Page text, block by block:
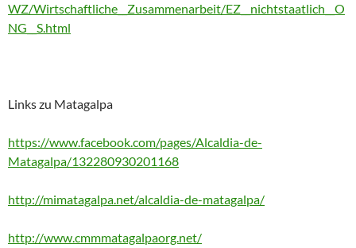
WZ/Wirtschaftliche__Zusammenarbeit/EZ__nichtstaatlich__O
NG__S.html
Links zu Matagalpa
https://www.facebook.com/pages/Alcaldia-de-
Matagalpa/132280930201168
http://mimatagalpa.net/alcaldia-de-matagalpa/
http://www.cmmmatagalpaorg.net/